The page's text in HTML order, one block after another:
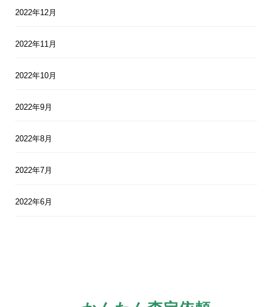
2022年12月
2022年11月
2022年10月
2022年9月
2022年8月
2022年7月
2022年6月